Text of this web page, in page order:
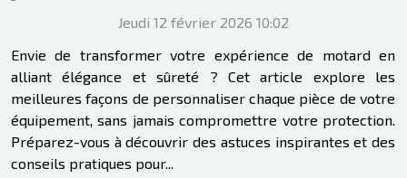
style et sécurité ?Jeudi 12 février 2026 10:02
Envie de transformer votre expérience de motard en
alliant élégance et sûreté ? Cet article explore les
meilleures façons de personnaliser chaque pièce de votre
équipement, sans jamais compromettre votre protection.
Préparez-vous à découvrir des astuces inspirantes et des
conseils pratiques pour...